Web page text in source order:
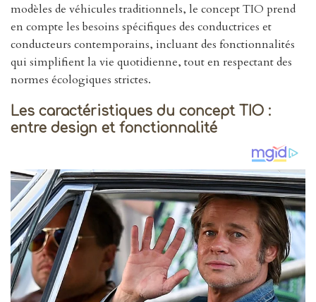
modèles de véhicules traditionnels, le concept TIO prend
en compte les besoins spécifiques des conductrices et
conducteurs contemporains, incluant des fonctionnalités
qui simplifient la vie quotidienne, tout en respectant des
normes écologiques strictes.
Les caractéristiques du concept TIO :
entre design et fonctionnalité